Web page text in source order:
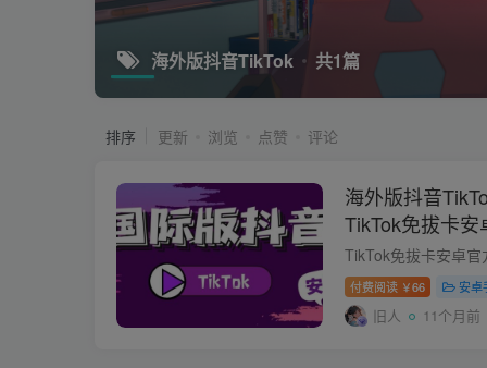
海外版抖音TikTok 共1篇
排序 更新 浏览 点赞 评论
海外版抖音
TikTok免拔卡
付费阅读 ￥66 安卓
旧人 11个月前